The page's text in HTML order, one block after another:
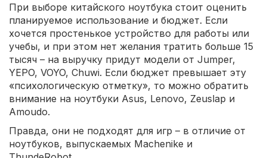
При выборе китайского ноутбука стоит оценить
планируемое использование и бюджет. Если
хочется простенькое устройство для работы или
учебы, и при этом нет желания тратить больше 15
тысяч – на выручку придут модели от Jumper,
YEPO, VOYO, Chuwi. Если бюджет превышает эту
«психологическую отметку», то можно обратить
внимание на ноутбуки Asus, Lenovo, Zeuslap и
Amoudo.
Правда, они не подходят для игр – в отличие от
ноутбуков, выпускаемых Machenike и